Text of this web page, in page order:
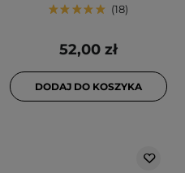
18
52,00 zł
DODAJ DO KOSZYKA